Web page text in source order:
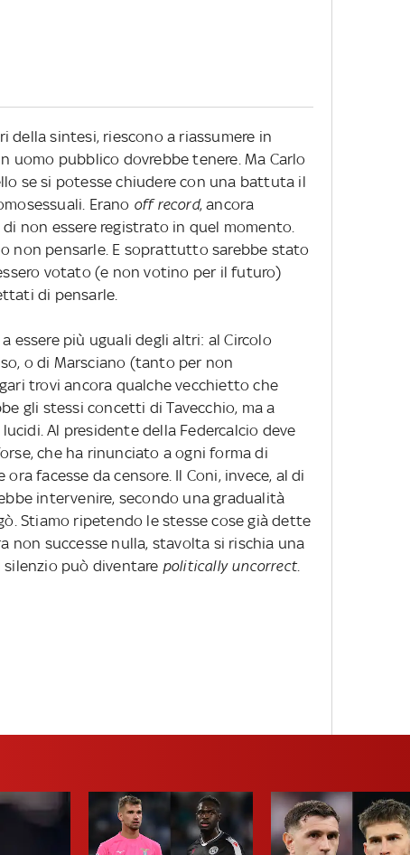
della sintesi, riescono a riassumere in
uomo pubblico dovrebbe tenere. Ma Carlo
se si potesse chiudere con una battuta il
Erano off record, ancora
di non essere registrato in quel momento.
non pensarle. E soprattutto sarebbe stato
votato (e non votino per il futuro)
di pensarle.
essere più uguali degli altri: al Circolo
o di Marsciano (tanto per non
trovi ancora qualche vecchietto che
gli stessi concetti di Tavecchio, ma a
Al presidente della Federcalcio deve
che ha rinunciato a ogni forma di
facesse da censore. Il Coni, invece, al di
intervenire, secondo una gradualità
Stiamo ripetendo le stesse cose già dette
non successe nulla, stavolta si rischia una
silenzio può diventare politically uncorrect.